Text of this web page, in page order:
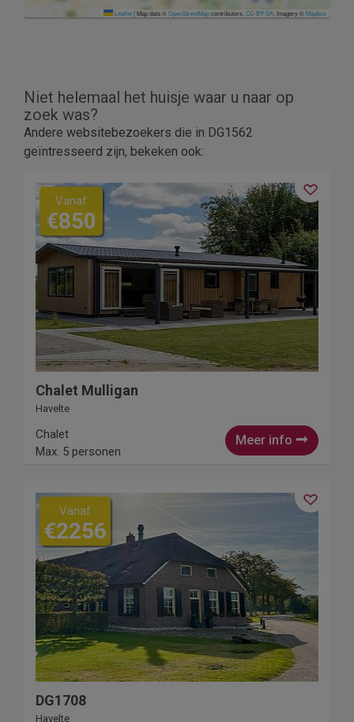
Leaflet|Map data ©OpenStreetMapcontributors,CC-BY-SA, Imagery ©Mapbox
Niet helemaal het huisje waar u naar op
zoek was?
Andere websitebezoekers die in DG1562
geïntresseerd zijn, bekeken ook:
Vanaf
€850
Chalet Mulligan
Havelte
Meer info
Chalet
Max. 5 personen
Vanaf
€2256
DG1708
Havelte